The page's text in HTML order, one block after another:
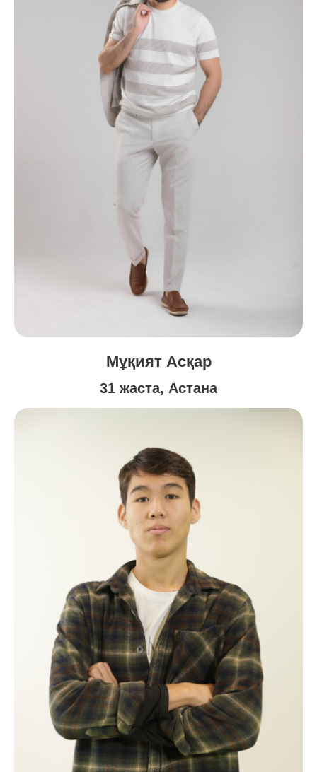
Мұқият Асқар
31 жаста, Астана